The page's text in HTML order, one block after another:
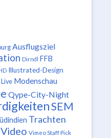
Ausflugsziel
Dirndl FFB
Illustrated-Design
Live Modenschau
Qype-City-Night
SEM
Trachten
Video Vimeo Staff Pick